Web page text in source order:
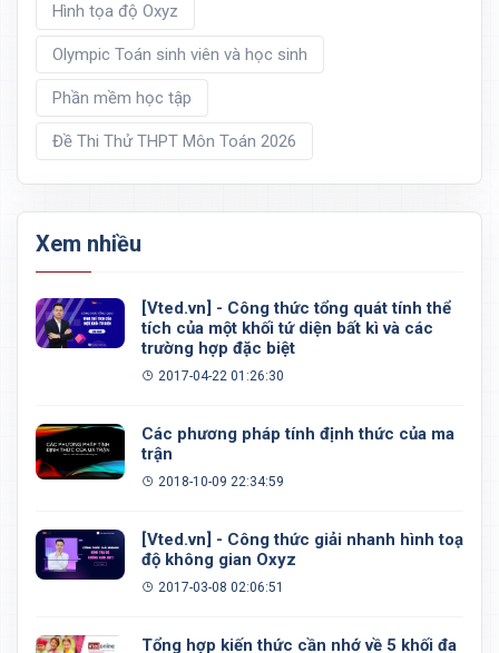
Hình tọa độ Oxyz
Olympic Toán sinh viên và học sinh
Phần mềm học tập
Đề Thi Thử THPT Môn Toán 2026
Xem nhiều
[Vted.vn] - Công thức tổng quát tính thể
tích của một khối tứ diện bất kì và các
trường hợp đặc biệt
2017-04-22 01:26:30
Các phương pháp tính định thức của ma
trận
2018-10-09 22:34:59
[Vted.vn] - Công thức giải nhanh hình toạ
độ không gian Oxyz
2017-03-08 02:06:51
Tổng hợp kiến thức cần nhớ về 5 khối đa